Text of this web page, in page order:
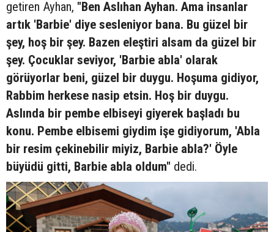
getiren Ayhan, "Ben Aslıhan Ayhan. Ama insanlar
artık 'Barbie' diye sesleniyor bana. Bu güzel bir
şey, hoş bir şey. Bazen eleştiri alsam da güzel bir
şey. Çocuklar seviyor, 'Barbie abla' olarak
görüyorlar beni, güzel bir duygu. Hoşuma gidiyor,
Rabbim herkese nasip etsin. Hoş bir duygu.
Aslında bir pembe elbiseyi giyerek başladı bu
konu. Pembe elbisemi giydim işe gidiyorum, 'Abla
bir resim çekinebilir miyiz, Barbie abla?' Öyle
büyüdü gitti, Barbie abla oldum" dedi.